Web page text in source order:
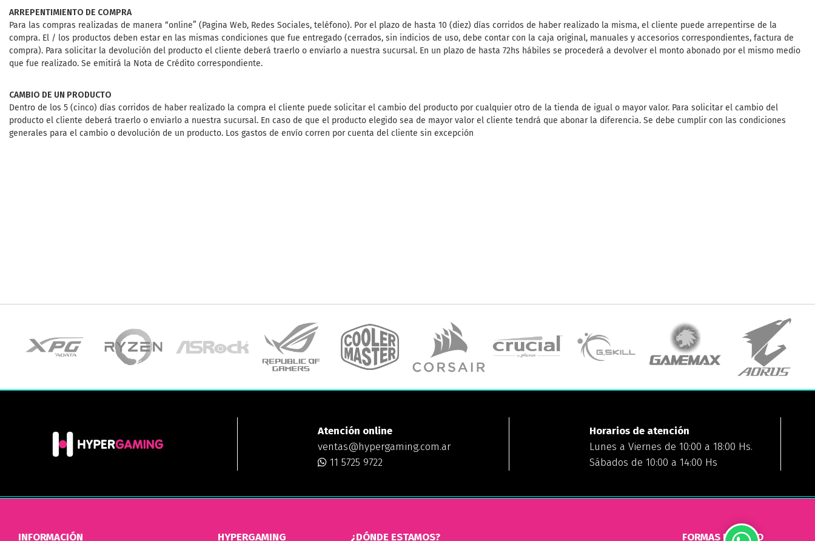
ARREPENTIMIENTO DE COMPRA
Para las compras realizadas de manera “online” (Pagina Web, Redes Sociales, teléfono). Por el plazo de hasta 10 (diez) días corridos de haber realizado la misma, el cliente puede arrepentirse de la
compra. El / los productos deben estar en las mismas condiciones que fue entregado (cerrados, sin indicios de uso, debe contar con la caja original, manuales y accesorios correspondientes, factura de
compra). Para solicitar la devolución del producto el cliente deberá traerlo o enviarlo a nuestra sucursal. En un plazo de hasta 72hs hábiles se procederá a devolver el monto abonado por el mismo medio
que fue realizado. Se emitirá la Nota de Crédito correspondiente.
CAMBIO DE UN PRODUCTO
Dentro de los 5 (cinco) días corridos de haber realizado la compra el cliente puede solicitar el cambio del producto por cualquier otro de la tienda de igual o mayor valor. Para solicitar el cambio del
producto el cliente deberá traerlo o enviarlo a nuestra sucursal. En caso de que el producto elegido sea de mayor valor el cliente tendrá que abonar la diferencia. Se debe cumplir con las condiciones
generales para el cambio o devolución de un producto. Los gastos de envío corren por cuenta del cliente sin excepción
Atención online
ventas@hypergaming.com.ar
11 5725 9722
Horarios de atención
Lunes a Viernes de 10:00 a 18:00 Hs.
Sábados de 10:00 a 14:00 Hs
INFORMACIÓN HYPERGAMING ¿DÓNDE ESTAMOS? FORMAS DE PAGO